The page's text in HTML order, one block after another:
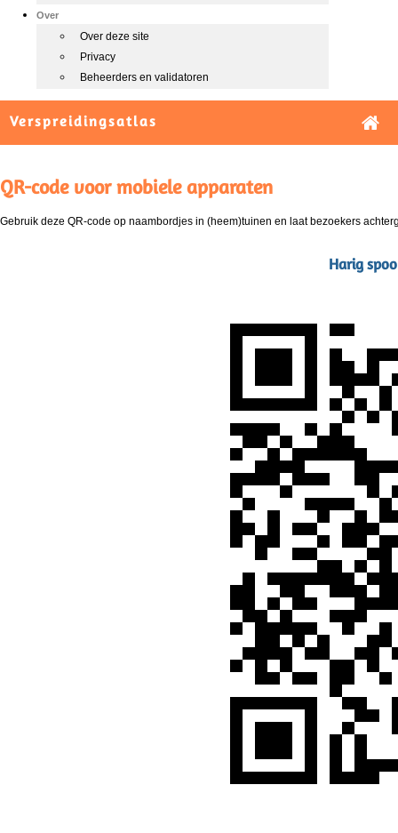
Over
Over deze site
Privacy
Beheerders en validatoren
Verspreidingsatlas
QR-code voor mobiele apparaten
Gebruik deze QR-code op naambordjes in (heem)tuinen en laat bezoekers
Harig